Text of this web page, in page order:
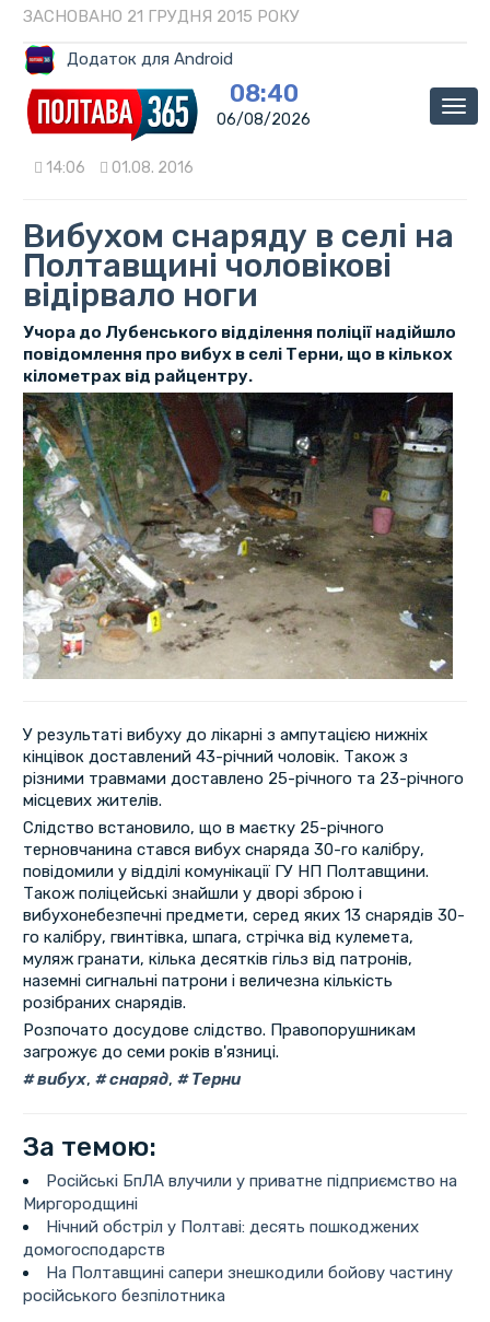
ЗАСНОВАНО 21 ГРУДНЯ 2015 РОКУ
Додаток для Android
08:40
06/08/2026
14:06 01.08. 2016
Вибухом снаряду в селі на
Полтавщині чоловікові
відірвало ноги
Учора до Лубенського відділення поліції надійшло
повідомлення про вибух в селі Терни, що в кількох
кілометрах від райцентру.
У результаті вибуху до лікарні з ампутацією нижніх
кінцівок доставлений 43-річний чоловік. Також з
різними травмами доставлено 25-річного та 23-річного
місцевих жителів.
Слідство встановило, що в маєтку 25-річного
терновчанина стався вибух снаряда 30-го калібру,
повідомили у відділі комунікації ГУ НП Полтавщини.
Також поліцейські знайшли у дворі зброю і
вибухонебезпечні предмети, серед яких 13 снарядів 30-
го калібру, гвинтівка, шпага, стрічка від кулемета,
муляж гранати, кілька десятків гільз від патронів,
наземні сигнальні патрони і величезна кількість
розібраних снарядів.
Розпочато досудове слідство. Правопорушникам
загрожує до семи років в'язниці.
вибух, снаряд, Терни
За темою:
Російські БпЛА влучили у приватне підприємство на
Миргородщині
Нічний обстріл у Полтаві: десять пошкоджених
домогосподарств
На Полтавщині сапери знешкодили бойову частину
російського безпілотника